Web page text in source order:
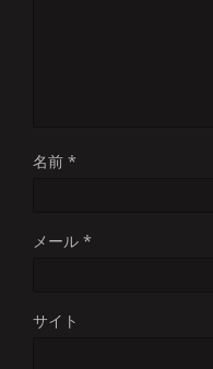
名前 *
メール *
サイト